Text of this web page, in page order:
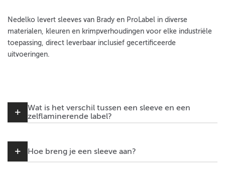
Nedelko levert sleeves van Brady en ProLabel in diverse
materialen, kleuren en krimpverhoudingen voor elke industriële
toepassing, direct leverbaar inclusief gecertificeerde
uitvoeringen.
Wat is het verschil tussen een sleeve en een
zelflaminerende label?
Hoe breng je een sleeve aan?